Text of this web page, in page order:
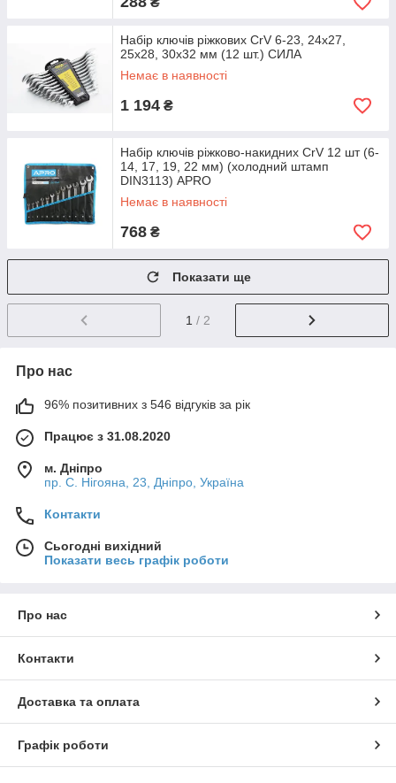
Набір ключів ріжкових CrV 6-23, 24x27,
25х28, 30х32 мм (12 шт.) СИЛА
Немає в наявності
1 194 ₴
Набір ключів ріжково-накидних CrV 12 шт (6-
14, 17, 19, 22 мм) (холодний штамп
DIN3113) APRO
Немає в наявності
768 ₴
Показати ще
1 / 2
Про нас
96% позитивних з 546 відгуків за рік
Працює з 31.08.2020
м. Дніпро
пр. С. Нігояна, 23, Дніпро, Україна
Контакти
Сьогодні вихідний
Показати весь графік роботи
Про нас
Контакти
Доставка та оплата
Графік роботи